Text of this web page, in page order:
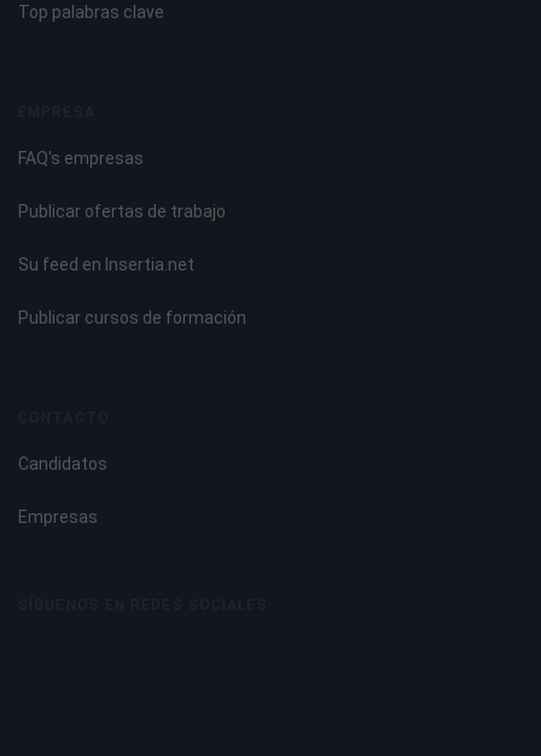
Top palabras clave
FAQ's empresas
Publicar ofertas de trabajo
Su feed en Insertia.net
Publicar cursos de formación
Candidatos
Empresas